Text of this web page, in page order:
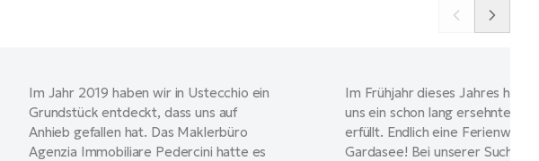
Im Jahr 2019 haben wir in Ustecchio ein
Grundstück entdeckt, dass uns auf
Anhieb gefallen hat. Das Maklerbüro
Agenzia Immobiliare Pedercini hatte es
Im Frühjahr dieses Jahres hat
uns ein schon lang ersehnter
erfüllt. Endlich eine
Gardasee! Bei unserer Suche im